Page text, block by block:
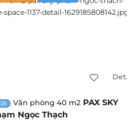
Văn phòng 40 m2 PAX SKY
Ngọc Thạch